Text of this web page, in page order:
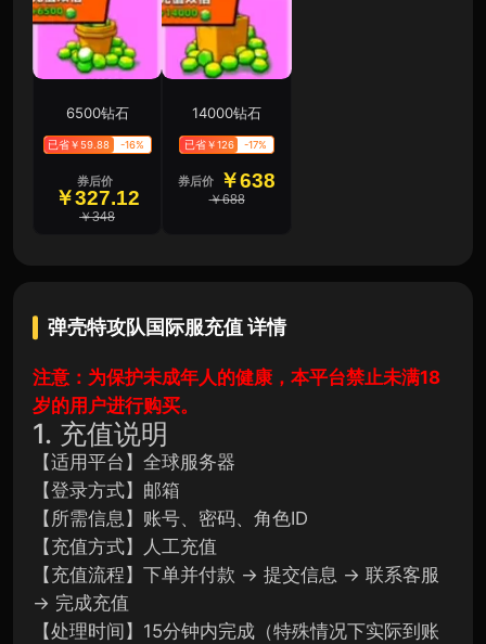
6500钻石
已省￥59.88 -16%
券后价
￥327.12
￥348
14000钻石
已省￥126 -17%
券后价 ￥638
￥688
弹壳特攻队国际服充值详情
注意：为保护未成年人的健康，本平台禁止未满18
岁的用户进行购买。
1. 充值说明
【适用平台】全球服务器
【登录方式】邮箱
【所需信息】账号、密码、角色ID
【充值方式】人工充值
【充值流程】下单并付款 → 提交信息 → 联系客服
→ 完成充值
【处理时间】15分钟内完成（特殊情况下实际到账